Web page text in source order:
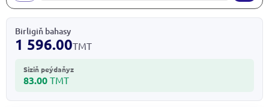
Birligiň bahasy
1 596.00TMT
Siziň peýdaňyz
83.00 TMT